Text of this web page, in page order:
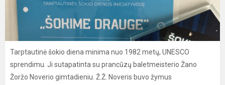
Tarptautinė šokio diena minima nuo 1982 metų, UNESCO
sprendimu. Ji sutapatinta su prancūzų baletmeisterio Žano
Žoržo Noverio gimtadieniu. Ž.Ž. Noveris buvo žymus